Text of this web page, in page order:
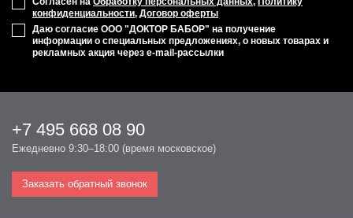
конфиденциальности, Договор оферты
Даю согласие ООО "ДОКТОР БАБОР" на получение
информации о специальных предложениях, о новых товарах и
рекламных акция через e-mail-рассылки
+7 495 668 08 90
Ежедневно 9:30–18:00 (время московское)
Заказать обратный звонок